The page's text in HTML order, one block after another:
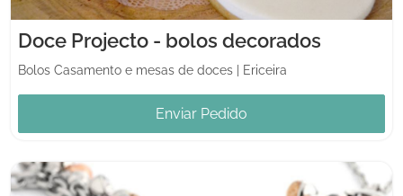
Doce Projecto - bolos decorados
Bolos Casamento e mesas de doces Ericeira
Enviar Pedido